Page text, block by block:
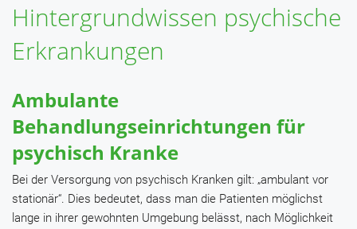
Hintergrundwissen psychische
Erkrankungen
Ambulante
Behandlungseinrichtungen für
psychisch Kranke
Bei der Versorgung von psychisch Kranken gilt: „ambulant vor
stationär“. Dies bedeutet, dass man die Patienten möglichst
lange in ihrer gewohnten Umgebung belässt, nach Möglichkeit